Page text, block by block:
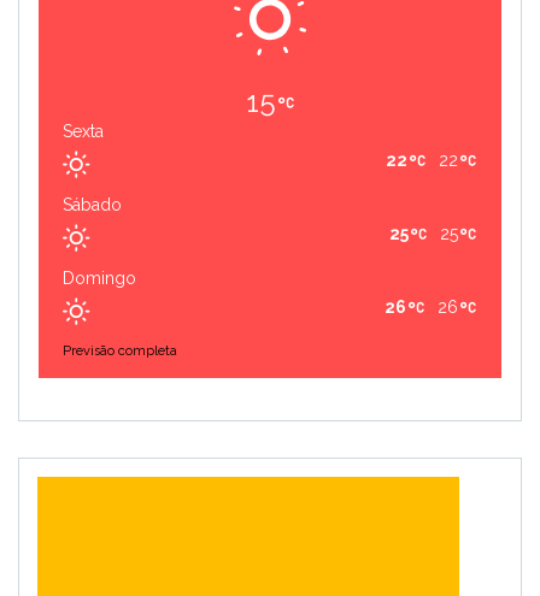
15
Sexta
22
22
Sábado
25
25
Domingo
26
26
Previsão completa